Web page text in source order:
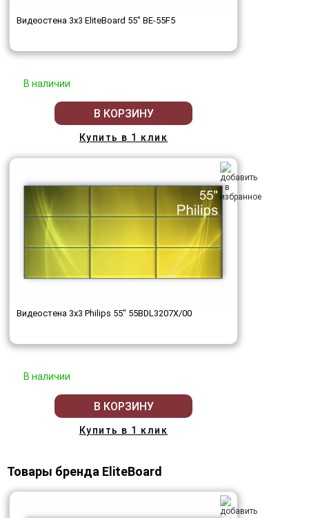
Видеостена 3x3 EliteBoard 55" BE-55F5
В наличии
В КОРЗИНУ
Купить в 1 клик
Видеостена 3x3 Philips 55" 55BDL3207X/00
В наличии
В КОРЗИНУ
Купить в 1 клик
Товары бренда EliteBoard